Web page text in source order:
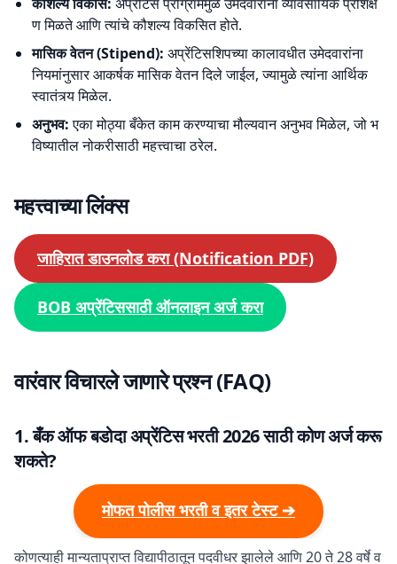
ण मिळते आणि त्यांचे कौशल्य विकसित होते.
मासिक वेतन (Stipend): अप्रेंटिसशिपच्या कालावधीत उमेदवारांना
नियमांनुसार आकर्षक मासिक वेतन दिले जाईल, ज्यामुळे त्यांना आर्थिक
स्वातंत्र्य मिळेल.
अनुभव:एका मोठ्या बँकेत काम करण्याचा मौल्यवान अनुभव मिळेल, जो भ
विष्यातील नोकरीसाठी महत्त्वाचा ठरेल.
महत्त्वाच्या लिंक्स
जाहिरात डाउनलोड करा (Notification PDF)
BOB अप्रेंटिससाठी ऑनलाइन अर्ज करा
वारंवार विचारले जाणारे प्रश्न (FAQ)
1. बँक ऑफ बडोदा अप्रेंटिस भरती 2026 साठी कोण अर्ज करू
शकते?
मोफत पोलीस भरती व इतर टेस्ट ➔
कोणत्याही मान्यताप्राप्त विद्यापीठातून पदवीधर झालेले आणि 20 ते 28 वर्षे व